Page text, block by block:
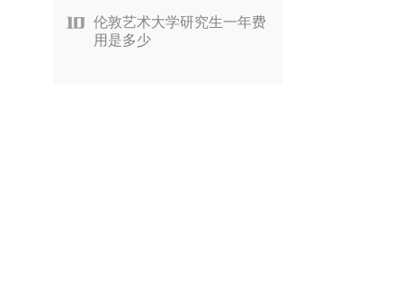
伦敦艺术大学研究生一年费
用是多少